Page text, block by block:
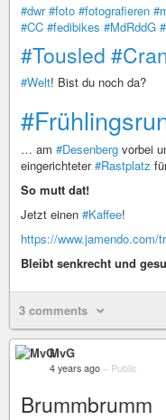
#dwr #foto #fotografieren
#CC #fedibikes #MdRddG
#Tousled
#Welt! Bist du noch da?
… am #Desenberg vorbei
eingerichteter#Rastplatz
So mutt dat!
Jetzt einen #Kaffee!
https://www.jamendo.com/
Bleibt senkrecht und
3 comments
MvG
4 years ago – Public
Brummbrumm